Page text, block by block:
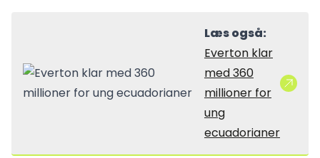
Læs også:
Everton klar
med 360
millioner for
ung
ecuadorianer